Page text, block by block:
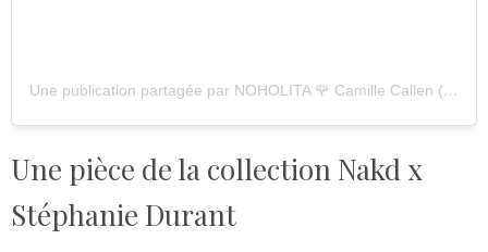
Une publication partagée par NOHOLITA 🌹 Camille Callen (@noholita)
Une pièce de la collection Nakd x
Stéphanie Durant